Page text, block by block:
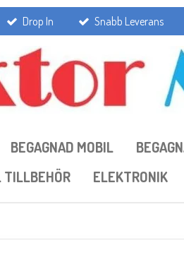
Drop In Snabb Leverans
BEGAGNAD MOBIL
TILLBEHÖR
ELEKTRONIK